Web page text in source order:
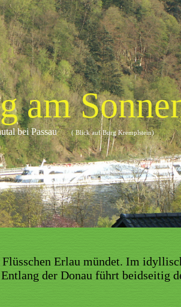
am
bei Passau( Blick auf Burg Kremplstein)
Erlau mündet. Im
der Donau führt beidseitig